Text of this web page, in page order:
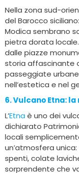
Nella zona sud-
del Barocco
Modica sembrano
pietra dorata
dalle piazze
storia affascinante
passeggiate
nell’estetica e nel
6. Vulcano Etna:
L’Etnaè uno dei
dichiarato
locali
un’atmosfera
spenti, colate
sorprendente che